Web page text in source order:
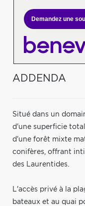
Demandez une
ADDENDA
Situé dans un
d'une superficie
d'une forêt mixte
conifères, offrant
des Laurentides.
L'accès privé à la
bateaux et au quai